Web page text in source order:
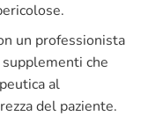
un professionista
che
al
del paziente.